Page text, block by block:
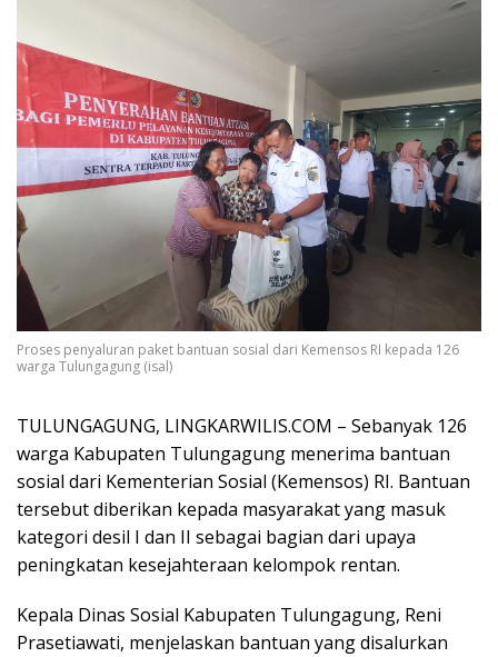
Proses penyaluran paket bantuan sosial dari Kemensos RI kepada 126
warga Tulungagung (isal)
TULUNGAGUNG, LINGKARWILIS.COM – Sebanyak 126
warga Kabupaten Tulungagung menerima bantuan
sosial dari Kementerian Sosial (Kemensos) RI. Bantuan
tersebut diberikan kepada masyarakat yang masuk
kategori desil I dan II sebagai bagian dari upaya
peningkatan kesejahteraan kelompok rentan.
Kepala Dinas Sosial Kabupaten Tulungagung, Reni
Prasetiawati, menjelaskan bantuan yang disalurkan